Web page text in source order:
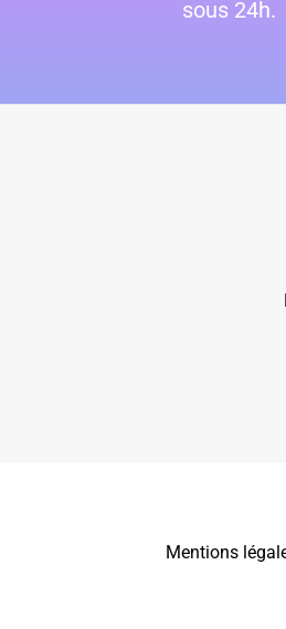
sous 24h.
Mentions